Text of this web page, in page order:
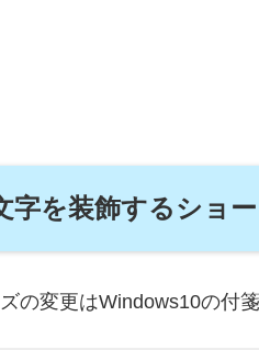
字を装飾するショ
の変更はWindows10の付